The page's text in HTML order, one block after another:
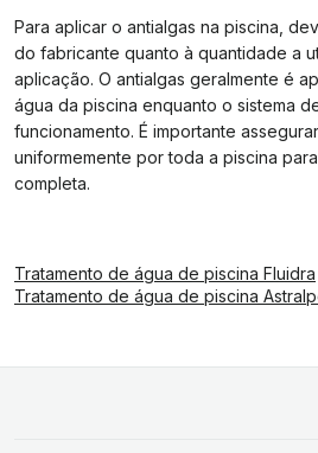
Para aplicar o antialgas na piscina,
do fabricante quanto à quantidade a
aplicação. O antialgas geralmente é
água da piscina enquanto o sistema
funcionamento. É importante
uniformemente por toda a piscina
completa.
Tratamento de água de piscina Fluidra
Tratamento de água de piscina